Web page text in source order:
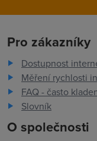
Pro zákazníky
Dostupnost
Měření rychlosti
FAQ - často
Slovník
O společnosti